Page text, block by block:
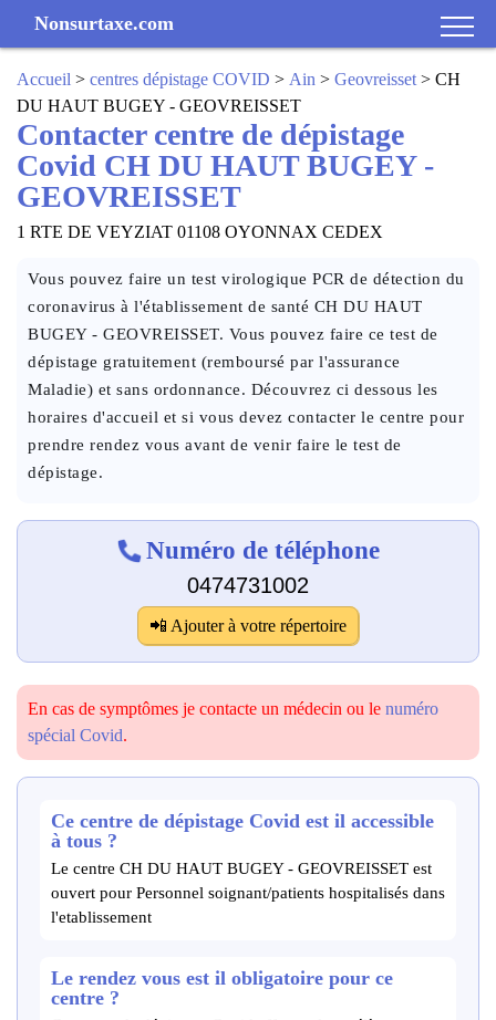
Nonsurtaxe.com
Accueil > centres dépistage COVID > Ain > Geovreisset > CH
DU HAUT BUGEY - GEOVREISSET
Contacter centre de dépistage
Covid CH DU HAUT BUGEY -
GEOVREISSET
1 RTE DE VEYZIAT 01108 OYONNAX CEDEX
Vous pouvez faire un test virologique PCR de détection du
coronavirus à l'établissement de santé CH DU HAUT
BUGEY - GEOVREISSET. Vous pouvez faire ce test de
dépistage gratuitement (remboursé par l'assurance
Maladie) et sans ordonnance. Découvrez ci dessous les
horaires d'accueil et si vous devez contacter le centre pour
prendre rendez vous avant de venir faire le test de
dépistage.
Numéro de téléphone
0474731002
📲 Ajouter à votre répertoire
En cas de symptômes je contacte un médecin ou le numéro
spécial Covid.
Ce centre de dépistage Covid est il accessible
à tous ?
Le centre CH DU HAUT BUGEY - GEOVREISSET est
ouvert pour Personnel soignant/patients hospitalisés dans
l'etablissement
Le rendez vous est il obligatoire pour ce
centre ?